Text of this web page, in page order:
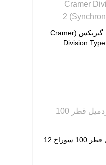
موتور گیربکس 220 ولت با گیربکس (Cramer
Division
پروانه انکودر موتور تردمیل قطر 100 سوراخ 12